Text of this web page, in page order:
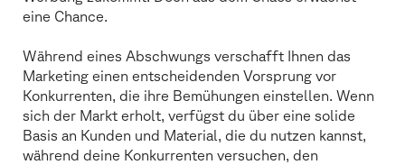
eine Chance.
Während eines Abschwungs verschafft Ihnen das
Marketing einen entscheidenden Vorsprung vor
Konkurrenten, die ihre Bemühungen einstellen. Wenn
sich der Markt erholt, verfügst du über eine solide
Basis an Kunden und Material, die du nutzen kannst,
während deine Konkurrenten versuchen, den